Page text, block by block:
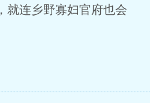
连乡野寡妇官府也会